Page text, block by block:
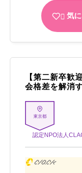
気
【第二新卒歓
会格差を解消
東京都
認定NPO法人